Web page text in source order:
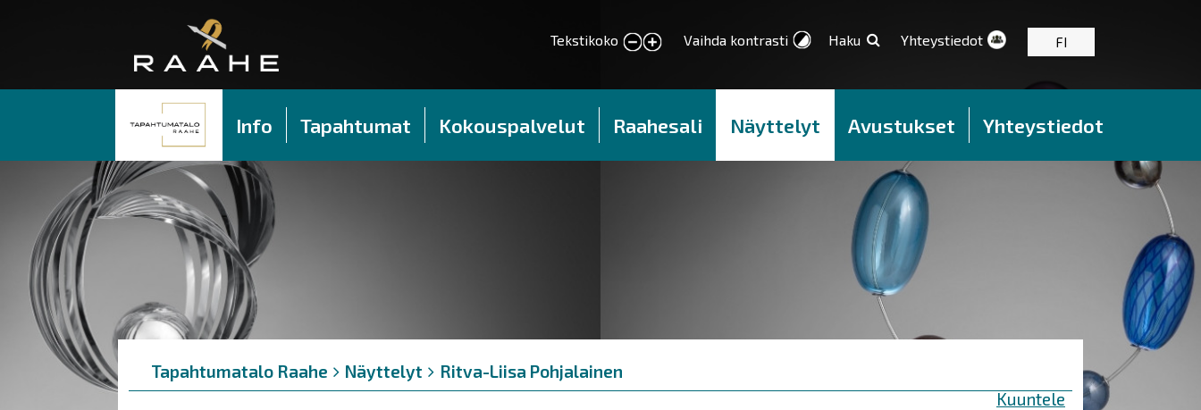
Tekstikoko
smaller text
larger text Vaihda kontrasti Haku Yhteystiedot FI
Info Tapahtumat Kokouspalvelut Raahesali Näyttelyt Avustukset Yhteystiedot
Murupolku
You
are
Tapahtumatalo Raahe Näyttelyt
Ritva-Liisa Pohjalainen
Kuuntele